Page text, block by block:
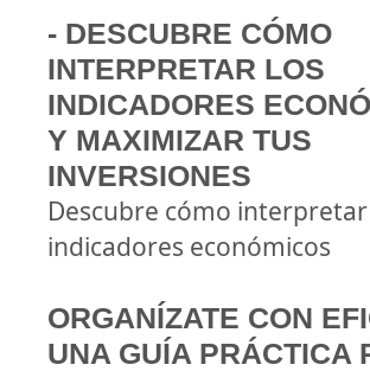
- DESCUBRE CÓMO
INTERPRETAR LOS
INDICADORES
Y MAXIMIZAR TUS
INVERSIONES
Descubre cómo
indicadores económicos
ORGANÍZATE CON
UNA GUÍA PRÁCTICA